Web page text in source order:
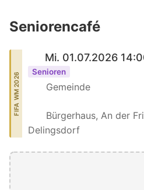
Seniorencafé
FIFA WM 2026
Mi. 01.07.2026
Senioren
Gemeinde
Bürgerhaus, An der
Delingsdorf